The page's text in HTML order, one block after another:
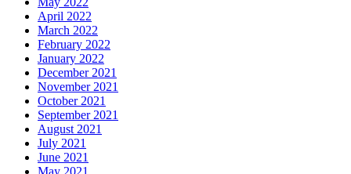
April 2022
March 2022
February 2022
January 2022
December 2021
November 2021
October 2021
September 2021
August 2021
July 2021
June 2021
May 2021